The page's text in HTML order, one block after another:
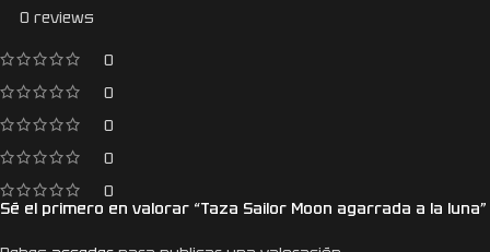
0 reviews
0
0
0
0
0
Sé el primero en valorar “Taza Sailor Moon agarrada a la luna”